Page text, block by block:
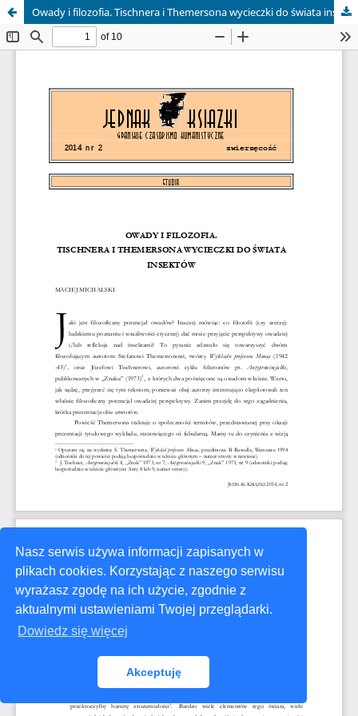
Nasz serwis używa informacji zapisanych w
plikach cookies. Korzystając z naszego serwisu
wyrażasz zgodę na ich użycie, zgodnie z
aktualnymi ustawieniami Twojej przeglądarki.
Dowiedz się więcej
Akceptuję
Owady i filozofia. Tischnera i Themersona wycieczki do świata insektów